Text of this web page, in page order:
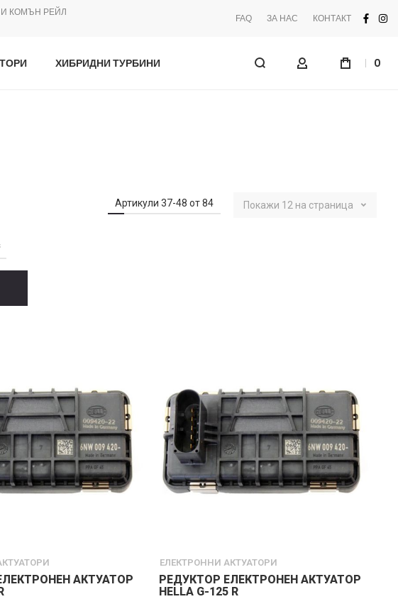
КОМЪН РЕЙЛ
FAQ ЗА НАС КОНТАКТ
ХИБРИДНИ ТУРБИНИ My Account 0
Артикули 37-48 от84 Покажи 12 на страница
АКТУАТОР
ЕЛЕКТРОННИ АКТУАТОРИ
РЕДУКТОР ЕЛЕКТРОНЕН АКТУАТОР
HELLA G-125 R